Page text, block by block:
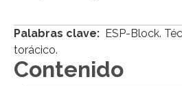
Palabras clave: ESP-Block.
torácico.
Contenido